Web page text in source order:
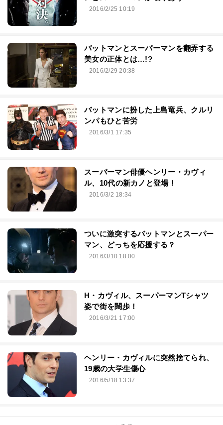
2016/2/25 10:19
バットマンとスーパーマンを翻弄する
美女の正体とは…!?
2016/2/29 20:38
バットマンに扮した上島竜兵、クルリ
ンパもひと苦労
2016/3/1 17:35
スーパーマン俳優ヘンリー・カヴィ
ル、10代の新カノと登場！
2016/3/2 18:34
ついに激突するバットマンとスーパー
マン、どっちを応援する？
2016/3/10 18:00
H・カヴィル、スーパーマンTシャツ
姿で街を闊歩！
2016/3/21 17:00
ヘンリー・カヴィルに突然捨てられ、
19歳の大学生傷心
2016/5/18 13:37